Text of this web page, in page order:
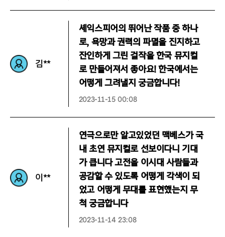
김**
셰익스피어의 뛰어난 작품 중 하나
로, 욕망과 권력의 파멸을 진지하고
잔인하게 그린 걸작을 한국 뮤지컬
로 만들어져서 좋아요! 한국에서는
어떻게 그려낼지 궁금합니다!
2023-11-15 00:08
이**
연극으로만 알고있었던 맥베스가 국
내 초연 뮤지컬로 선보이다니 기대
가 큽니다 고전을 이시대 사람들과
공감할 수 있도록 어떻게 각색이 되
었고 어떻게 무대를 표현했는지 무
척 궁금합니다
2023-11-14 23:08